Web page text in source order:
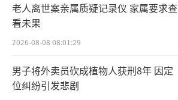
老人离世案亲属质疑记录仪 家属要求查
看未果
2026-08-08 08:01:29
男子将外卖员砍成植物人获刑8年 因定
位纠纷引发悲剧